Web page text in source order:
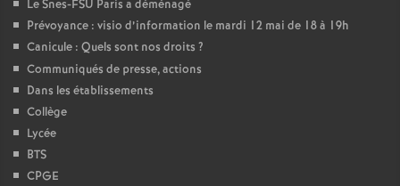
Le Snes-FSU Paris a déménagé
Prévoyance : visio d’information le mardi 12 mai de 18 à 19h
Canicule : Quels sont nos droits ?
Communiqués de presse, actions
Dans les établissements
Collège
Lycée
BTS
CPGE